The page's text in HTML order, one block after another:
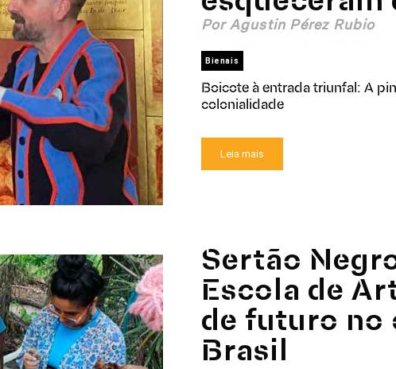
Por Agustin Pérez Rubio
Bienais
Boicote à entrada triunfal: A
colonialidade
Leia mais
Sertão
Escola de
de futuro no
Brasil